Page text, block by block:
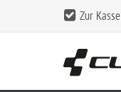
Zur Kasse